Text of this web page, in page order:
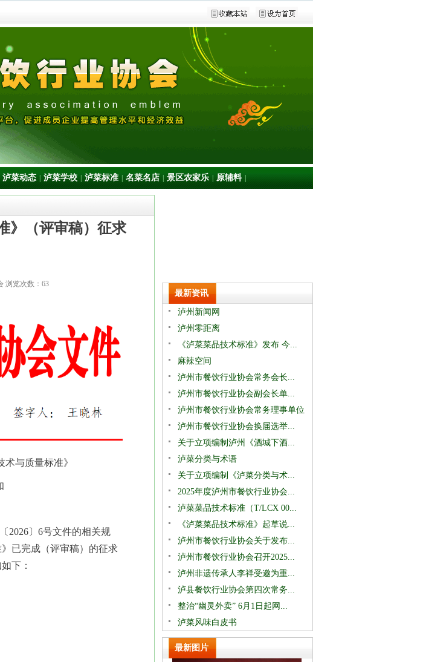
泸菜动态 泸菜学校 泸菜标准 名菜名店 景区农家乐 原辅料
》（评审稿）征求
浏览次数： 63
与质量标准》
2026〕6号文件的相关规
已完成（评审稿）的征求
下：
最新资讯
泸州新闻网
泸州零距离
《泸菜菜品技术标准》发布 今...
麻辣空间
泸州市餐饮行业协会常务会长...
泸州市餐饮行业协会副会长单...
泸州市餐饮行业协会常务理事单位
泸州市餐饮行业协会换届选举...
关于立项编制泸州《酒城下酒...
泸菜分类与术语
关于立项编制《泸菜分类与术...
2025年度泸州市餐饮行业协会...
泸菜菜品技术标准（T/LCX 00...
《泸菜菜品技术标准》起草说...
泸州市餐饮行业协会关于发布...
泸州市餐饮行业协会召开2025...
泸州非遗传承人李祥受邀为重...
泸县餐饮行业协会第四次常务...
整治“幽灵外卖” 6月1日起网...
泸菜风味白皮书
最新图片